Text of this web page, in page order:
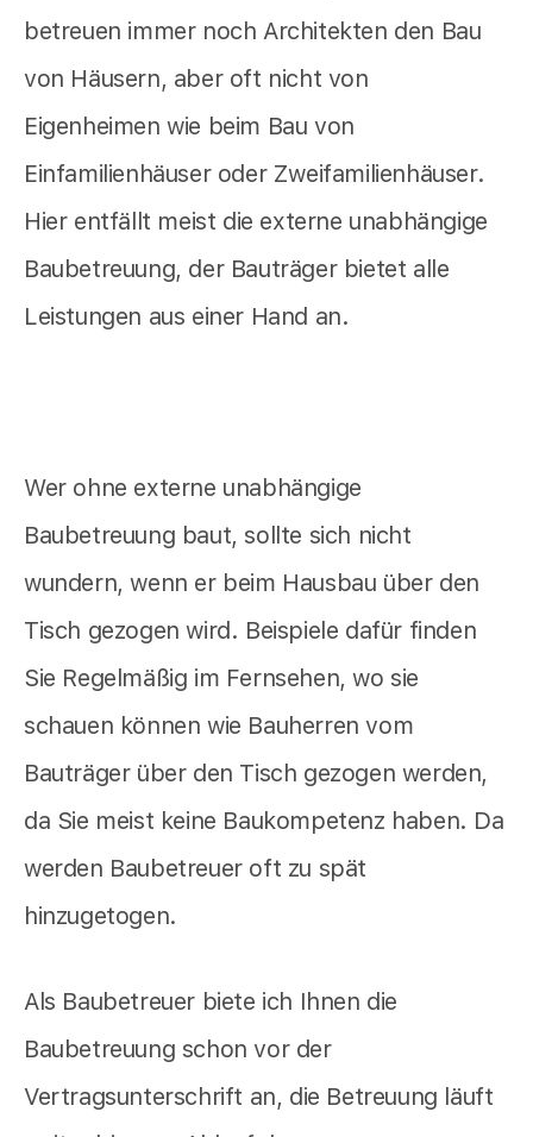
betreuen immer noch Architekten den Bau
von Häusern, aber oft nicht von
Eigenheimen wie beim Bau von
Einfamilienhäuser oder Zweifamilienhäuser.
Hier entfällt meist die externe unabhängige
Baubetreuung, der Bauträger bietet alle
Leistungen aus einer Hand an.
Wer ohne externe unabhängige
Baubetreuung baut, sollte sich nicht
wundern, wenn er beim Hausbau über den
Tisch gezogen wird. Beispiele dafür finden
Sie Regelmäßig im Fernsehen, wo sie
schauen können wie Bauherren vom
Bauträger über den Tisch gezogen werden,
da Sie meist keine Baukompetenz haben. Da
werden Baubetreuer oft zu spät
hinzugetogen.
Als Baubetreuer biete ich Ihnen die
Baubetreuung schon vor der
Vertragsunterschrift an, die Betreuung läuft